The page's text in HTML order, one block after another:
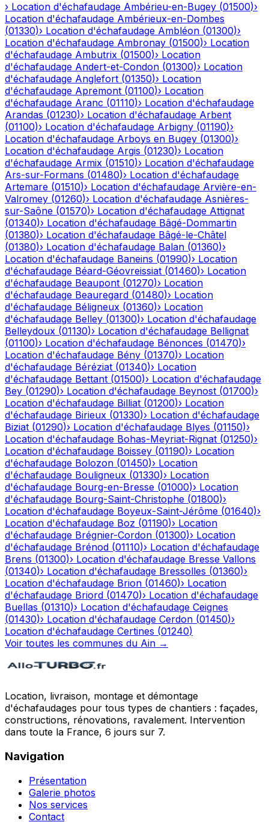
› Location d'échafaudage Ambérieu-en-Bugey (01500)›
Location d'échafaudage Ambérieux-en-Dombes
(01330)› Location d'échafaudage Ambléon (01300)›
Location d'échafaudage Ambronay (01500)› Location
d'échafaudage Ambutrix (01500)› Location
d'échafaudage Andert-et-Condon (01300)› Location
d'échafaudage Anglefort (01350)› Location
d'échafaudage Apremont (01100)› Location
d'échafaudage Aranc (01110)› Location d'échafaudage
Arandas (01230)› Location d'échafaudage Arbent
(01100)› Location d'échafaudage Arbigny (01190)›
Location d'échafaudage Arboys en Bugey (01300)›
Location d'échafaudage Argis (01230)› Location
d'échafaudage Armix (01510)› Location d'échafaudage
Ars-sur-Formans (01480)› Location d'échafaudage
Artemare (01510)› Location d'échafaudage Arvière-en-
Valromey (01260)› Location d'échafaudage Asnières-
sur-Saône (01570)› Location d'échafaudage Attignat
(01340)› Location d'échafaudage Bâgé-Dommartin
(01380)› Location d'échafaudage Bâgé-le-Châtel
(01380)› Location d'échafaudage Balan (01360)›
Location d'échafaudage Baneins (01990)› Location
d'échafaudage Béard-Géovreissiat (01460)› Location
d'échafaudage Beaupont (01270)› Location
d'échafaudage Beauregard (01480)› Location
d'échafaudage Béligneux (01360)› Location
d'échafaudage Belley (01300)› Location d'échafaudage
Belleydoux (01130)› Location d'échafaudage Bellignat
(01100)› Location d'échafaudage Bénonces (01470)›
Location d'échafaudage Bény (01370)› Location
d'échafaudage Béréziat (01340)› Location
d'échafaudage Bettant (01500)› Location d'échafaudage
Bey (01290)› Location d'échafaudage Beynost (01700)›
Location d'échafaudage Billiat (01200)› Location
d'échafaudage Birieux (01330)› Location d'échafaudage
Biziat (01290)› Location d'échafaudage Blyes (01150)›
Location d'échafaudage Bohas-Meyriat-Rignat (01250)›
Location d'échafaudage Boissey (01190)› Location
d'échafaudage Bolozon (01450)› Location
d'échafaudage Bouligneux (01330)› Location
d'échafaudage Bourg-en-Bresse (01000)› Location
d'échafaudage Bourg-Saint-Christophe (01800)›
Location d'échafaudage Boyeux-Saint-Jérôme (01640)›
Location d'échafaudage Boz (01190)› Location
d'échafaudage Brégnier-Cordon (01300)› Location
d'échafaudage Brénod (01110)› Location d'échafaudage
Brens (01300)› Location d'échafaudage Bresse Vallons
(01340)› Location d'échafaudage Bressolles (01360)›
Location d'échafaudage Brion (01460)› Location
d'échafaudage Briord (01470)› Location d'échafaudage
Buellas (01310)› Location d'échafaudage Ceignes
(01430)› Location d'échafaudage Cerdon (01450)›
Location d'échafaudage Certines (01240)
Voir toutes les communes du Ain →
Location, livraison, montage et démontage
d'échafaudages pour tous types de chantiers : façades,
constructions, rénovations, ravalement. Intervention
dans toute la France, 6 jours sur 7.
Navigation
Présentation
Galerie photos
Nos services
Contact